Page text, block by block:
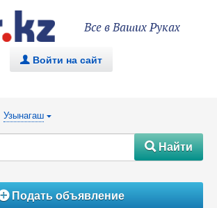
Все в Ваших Руках
. Войти на сайт
Узынагаш {
#Найти
Подать объявление